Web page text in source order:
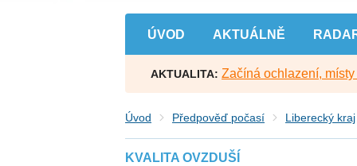
ÚVOD AKTUÁLNĚ
AKTUALITA: Začíná ochlazení,
Úvod Předpověď počasí Liberecký kraj
KVALITA OVZDUŠÍ